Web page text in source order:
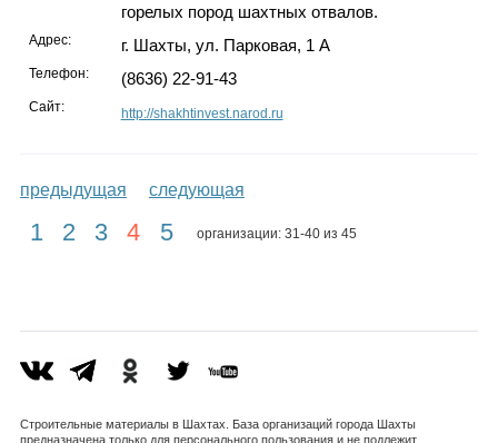
горелых пород шахтных отвалов.
Адрес: г. Шахты, ул. Парковая, 1 А
Телефон: (8636) 22-91-43
Сайт: http://shakhtinvest.narod.ru
предыдущая следующая
1 2 3 4 5 организации: 31-40 из 45
Строительные материалы в Шахтах. База организаций города Шахты
предназначена только для персонального пользования и не подлежит